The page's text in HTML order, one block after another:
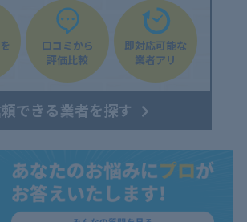
口コミから
評価比較
即対応可能な
業者アリ
できる業者を探す